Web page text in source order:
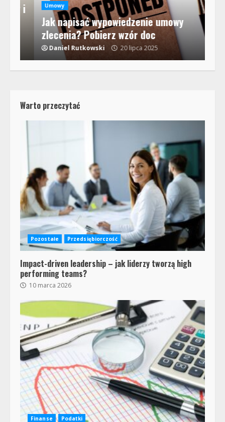
Umowy
Jak napisać wypowiedzenie umowy
zlecenia? Pobierz wzór doc
Daniel Rutkowski 20 lipca 2025
Warto przeczytać
Pozostałe Przedsiębiorczość
Impact-driven leadership – jak liderzy tworzą high
performing teams?
10 marca 2026
Finanse Podatki